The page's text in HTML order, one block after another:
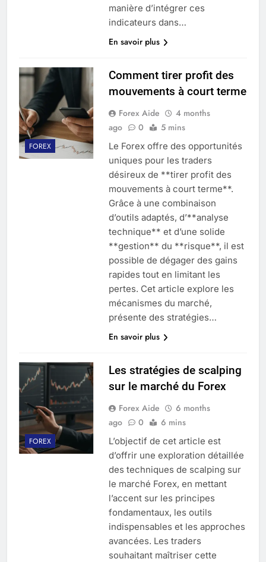
manière d’intégrer ces
indicateurs dans…
En savoir plus
FOREX
Comment tirer profit des
mouvements à court terme
Forex Aide
4 months
ago
0 5 mins
Le Forex offre des opportunités
uniques pour les traders
désireux de **tirer profit des
mouvements à court terme**.
Grâce à une combinaison
d’outils adaptés, d’**analyse
technique** et d’une solide
**gestion** du **risque**, il est
possible de dégager des gains
rapides tout en limitant les
pertes. Cet article explore les
mécanismes du marché,
présente des stratégies…
En savoir plus
FOREX
Les stratégies de scalping
sur le marché du Forex
Forex Aide
6 months
ago
0 6 mins
L’objectif de cet article est
d’offrir une exploration détaillée
des techniques de scalping sur
le marché Forex, en mettant
l’accent sur les principes
fondamentaux, les outils
indispensables et les approches
avancées. Les traders
souhaitant maîtriser cette